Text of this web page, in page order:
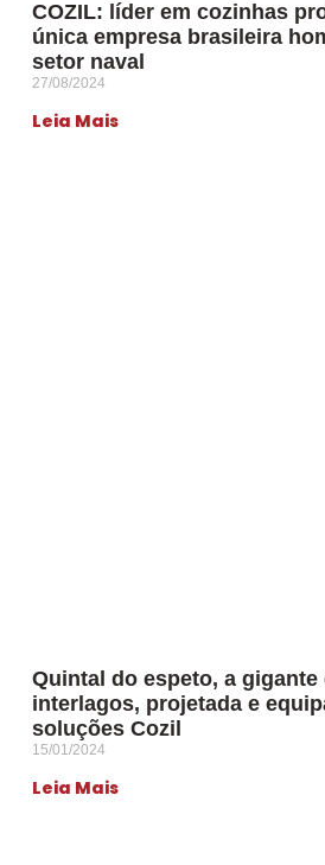
COZIL: líder em cozinhas
única empresa brasileira
setor naval
27/08/2024
Leia Mais
Quintal do espeto, a gigante
interlagos, projetada e
soluções Cozil
15/01/2024
Leia Mais